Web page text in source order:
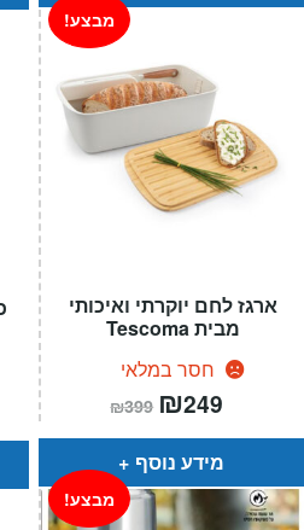
ארגז לחם יוקרתי ואיכותי
מבית Tescoma
חסר במלאי
מבצע!
₪399 המחיר
המקורי
היה:
₪399.
₪249
הוא:
מידע נוסף
מבצע!